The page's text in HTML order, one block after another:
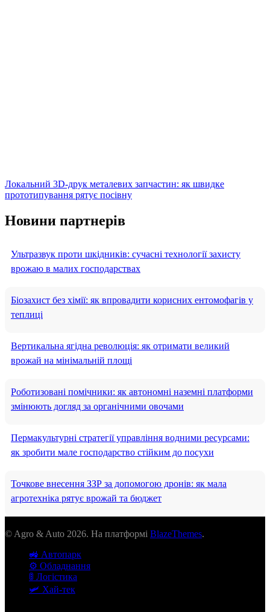
Локальний 3D-друк металевих запчастин: як швидке
прототипування рятує посівну
Новини партнерів
Ультразвук проти шкідників: сучасні технології захисту
врожаю в малих господарствах
Біозахист без хімії: як впровадити корисних ентомофагів у
теплиці
Вертикальна ягідна революція: як отримати великий
врожай на мінімальній площі
Роботизовані помічники: як автономні наземні платформи
змінюють догляд за органічними овочами
Пермакультурні стратегії управління водними ресурсами:
як зробити мале господарство стійким до посухи
Точкове внесення ЗЗР за допомогою дронів: як мала
агротехніка рятує врожай та бюджет
© Agro & Auto 2026. На платформі BlazeThemes.
🚜 Автопарк
⚙️ Обладнання
🚦 Логістика
🛩️ Хай-тек